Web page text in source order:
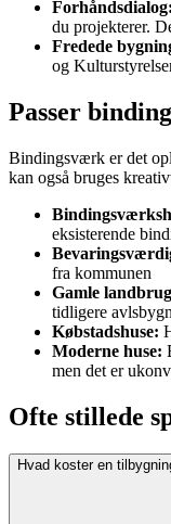
Forhåndsdialog:
du projekterer.
Fredede
og
Passer
Bindingsværk er det
kan også bruges
eksisterende
fra kommunen
Gamle
tidligere
Købstadshuse:
Moderne huse:
men det er
Ofte stillede
Hvad koster en